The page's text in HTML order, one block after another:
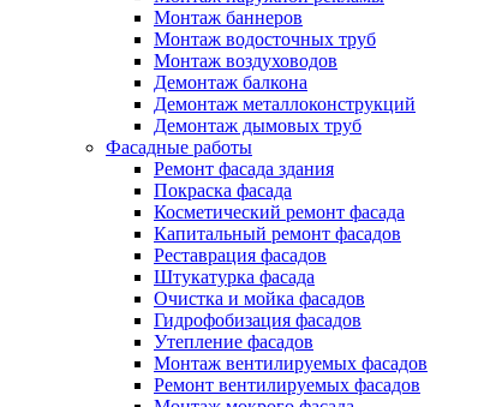
Монтаж баннеров
Монтаж водосточных труб
Монтаж воздуховодов
Демонтаж балкона
Демонтаж металлоконструкций
Демонтаж дымовых труб
Фасадные работы
Ремонт фасада здания
Покраска фасада
Косметический ремонт фасада
Капитальный ремонт фасадов
Реставрация фасадов
Штукатурка фасада
Очистка и мойка фасадов
Гидрофобизация фасадов
Утепление фасадов
Монтаж вентилируемых фасадов
Ремонт вентилируемых фасадов